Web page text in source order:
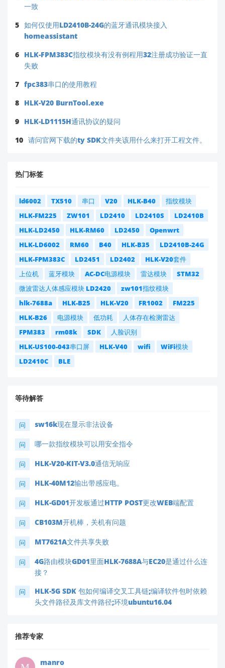
一致
5 如何仅使用LD2410B-24G的蓝牙通讯模块接入
homeassistant
6 HLK-FPM383C指纹模块有没有例程用32注册成功验证一直
失败
7 fpc383串口的使用教程
8 HLK-V20 BurnTool.exe
9 HLK-LD1115H通讯协议的疑问
10 请问官网下载的ty SDK文件夹该用什么来打开工程文件。
热门标签
ld6002 TX510 串口 V20 HLK-B40
指纹模块
HLK-FM225
ZW101 LD2410 LD2410S
LD2410B
HLK-LD2450
HLK-RM60 LD2450
Openwrt
HLK-LD6002
RM60 B40 HLK-B35
LD2410B-24G
HLK-FPM383C
LD2451 LD2402
HLK-V20套件
上位机
蓝牙模块 AC-DC电源模块 雷达模块
STM32
微波雷达人体感应模块 LD2420
zw101指纹模块
hlk-7688a
HLK-B25 HLK-V20 FR1002
FM225
HLK-B26
电源模块 低功耗
人体存在检测雷达
FPM383
rm08k SDK
人脸识别
HLK-US100-043串口屏
HLK-V40 wifi
WiFi模块
LD2410C
BLE
等待解答
问 sw16k现在显示非法设备
问 哪一款指纹模块可以用安全指令
问 HLK-V20-KIT-V3.0通信无响应
问 HLK-40M12输出带感应电。
问 HLK-GD01开发板通过HTTP POST更改WEB端配置
问 CB103M开机棒，关机有问题
问 MT7621A文件共享失败
问
4G路由模块GD01里面HLK-7688A与EC20是通过什么连
接？
问
HLK-5G SDK 包如何编译交叉工具链;编译软件包时依赖
头文件路径及库文件路径;环境ubuntu16.04
推荐专家
manro